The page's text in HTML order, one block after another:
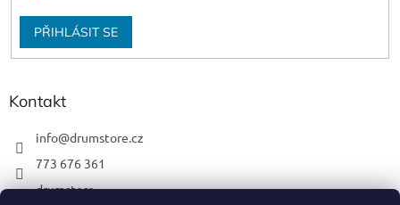
PŘIHLÁSIT SE
Kontakt
info@drumstore.cz
773 676 361
drumstore